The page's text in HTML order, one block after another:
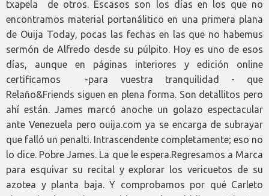
txapela de otros. Escasos son los días en los que no
encontramos material portanálitico en una primera plana
de Ouija Today, pocas las fechas en las que no habemus
sermón de Alfredo desde su púlpito. Hoy es uno de esos
días, aunque en páginas interiores y edición online
certificamos -para vuestra tranquilidad - que
Relaño&Friends siguen en plena forma. Son detallitos pero
ahí están. James marcó anoche un golazo espectacular
ante Venezuela pero ouija.com ya se encarga de subrayar
que falló un penalti. Intrascendente completamente; eso no
lo dice. Pobre James. La que le espera.Regresamos a Marca
para esquivar su recital y explorar los vericuetos de su
azotea y planta baja. Y comprobamos por qué Carleto